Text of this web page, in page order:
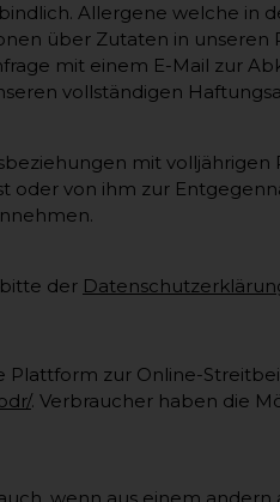
Allergene welche
über Zutaten in
mit einem E-Mail zur
vollständigen
mit
oder von ihm zur
der
Plattform zur Online-
. Verbraucher haben die